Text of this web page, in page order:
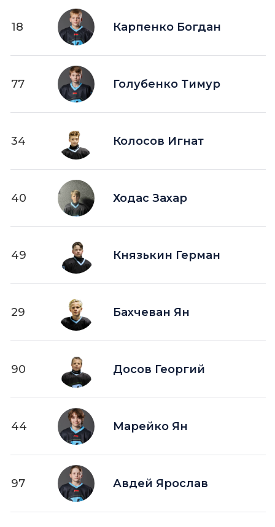
18 Карпенко Богдан
77 Голубенко Тимур
34 Колосов Игнат
40 Ходас Захар
49 Князькин Герман
29 Бахчеван Ян
90 Досов Георгий
44 Марейко Ян
97 Авдей Ярослав